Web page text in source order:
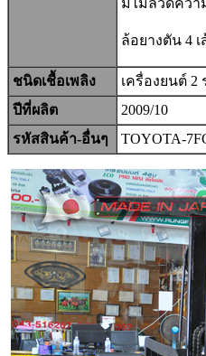
ล้อยางตัน 4 เ
ชนิดเชื้อเพลิง เครื่องยนต์ 2
ปีที่ผลิต
2009/10
รหัสสินค้า-อื่นๆ
TOYOTA-